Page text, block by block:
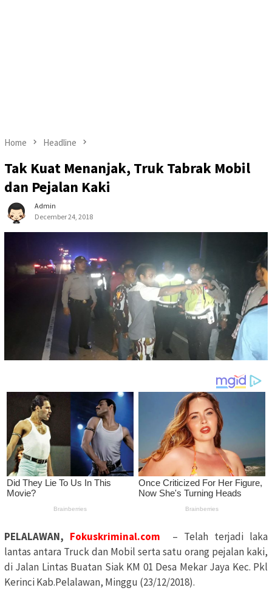
Home Headline
Tak Kuat Menanjak, Truk Tabrak Mobil
dan Pejalan Kaki
Admin
December 24, 2018
PELALAWAN, Fokuskriminal.com – Telah terjadi laka
lantas antara Truck dan Mobil serta satu orang pejalan kaki,
di Jalan Lintas Buatan Siak KM 01 Desa Mekar Jaya Kec. Pkl
Kerinci Kab.Pelalawan, Minggu (23/12/2018).